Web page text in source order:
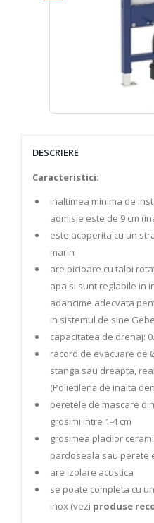
DESCRIERE
Caracteristici:
inaltimea minima de
admisie este de 9 cm
este acoperita cu un
marin
are picioare cu talpi
apa si sunt reglabile in
adancime adecvata
in sistemul de sine
capacitatea de drenaj:
racord de evacuare de
stanga sau dreapta,
(Polietilenă de inalta
peretele de mascare
grosimi intre 1-4 cm
grosimea placilor
pardoseala sau perete
are izolare acustica
se poate completa cu
inox (vezi produse